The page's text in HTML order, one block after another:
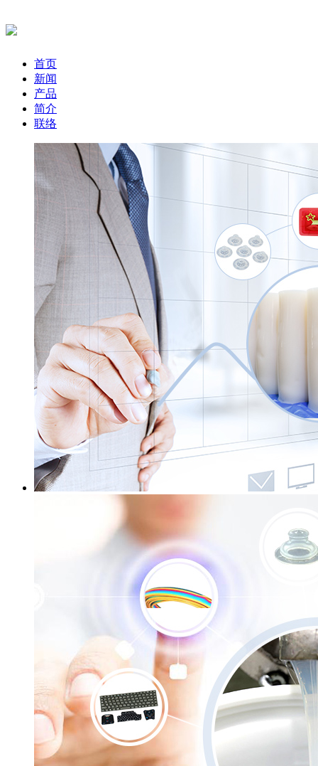
首页
新闻
产品
简介
联络